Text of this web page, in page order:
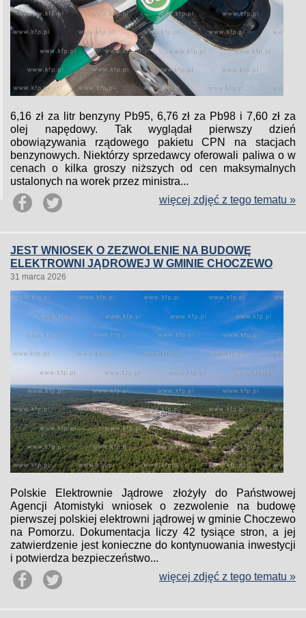
6,16 zł za litr benzyny Pb95, 6,76 zł za Pb98 i 7,60 zł za
olej napędowy. Tak wyglądał pierwszy dzień
obowiązywania rządowego pakietu CPN na stacjach
benzynowych. Niektórzy sprzedawcy oferowali paliwa o w
cenach o kilka groszy niższych od cen maksymalnych
ustalonych na worek przez ministra...
więcej zdjęć z tego tematu »
JEST WNIOSEK O ZEZWOLENIE NA BUDOWĘ
ELEKTROWNI JĄDROWEJ W GMINIE CHOCZEWO
31 marca 2026
Polskie Elektrownie Jądrowe złożyły do Państwowej
Agencji Atomistyki wniosek o zezwolenie na budowę
pierwszej polskiej elektrowni jądrowej w gminie Choczewo
na Pomorzu. Dokumentacja liczy 42 tysiące stron, a jej
zatwierdzenie jest konieczne do kontynuowania inwestycji
i potwierdza bezpieczeństwo...
więcej zdjęć z tego tematu »